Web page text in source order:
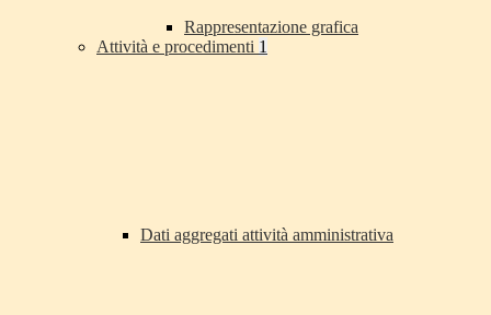
Rappresentazione grafica
Attività e procedimenti 1
Dati aggregati attività amministrativa